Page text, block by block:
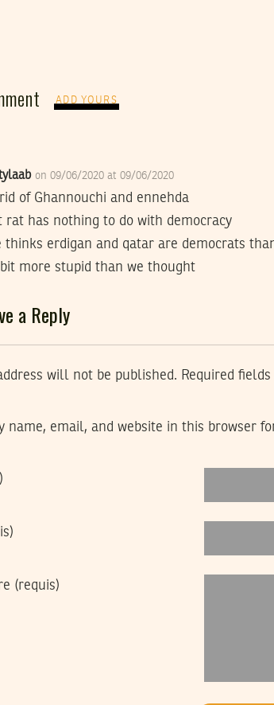
ADD YOURS
on 09/06/2020 at 09/06/2020
of Ghannouchi and ennehda
rat has nothing to do with democracy
thinks erdigan and qatar are democrats
bit more stupid than we thought
a Reply
will not be published. Required
name, email, and website in this browser
(requis)